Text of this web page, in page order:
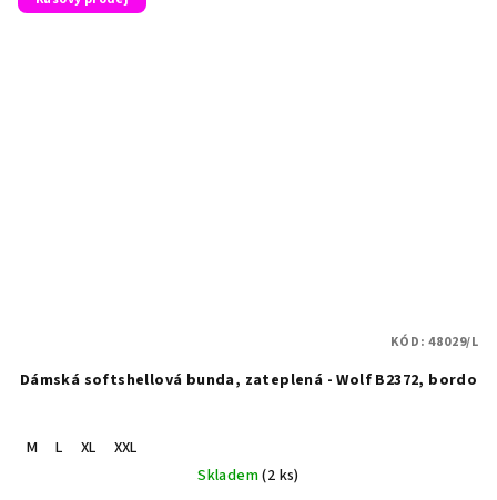
Dámská softshellová bunda, zateplená - Wolf B2372, bordo
M L XL
XXL
Skladem(2 ks)
KÓD:48029/L